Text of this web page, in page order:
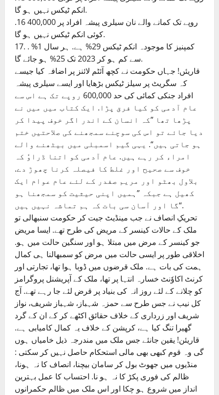
انکم ٹیکس نہیں ہو گا.
.16 400,000 روپے تک کمانے والے نان سیلری پیشہ افراد پر
کوئی انکم ٹیکس نہیں ہو گا.
17. . کمپنیز کا موجودہ انکم ٹیکس 29% ہے. ہر سال 1%
سے کم ہو کر 2023 تک 25% ہو جائے گا.
قاریئں! جہاں حکومت نے کچھ آئٹم لائنز پر اضافہ کیا جیسے
کہ سگریٹ پر سیلز ٹیکس بڑھایا اور ایسے سیلری پیشہ
افراد جنکی کمائی کی حد 600,000 روپے تک ہے اس سے
عام آدمی کو کیا فرق پڑا. ایک کتاب میں میں نے
پڑھا تھا ”کہ انسان کے اندر اگر خوف پیدا کر
دیا جائے تو اس کی سوچنے سمجھنے کی صلاحتیں ختم
ہو جاتی ہیں“. یہی گیم اسمبلی میں بیٹھنے والے
امراء کر رہے ہیں. عام آدمی کو اتنا ڈراوٗ کہ
خوف سے صحیح اور غلط کا فیصلہ کرنا چھوڑ دے.
بلاول بھٹو اور مریم صفدر کے لئے عام عوام ایک
کھیل ہے جبکہ ”ہمیں اپنی حیثیت کو سمجھنا ہو
گا اور آسان سی بات کہ ہم تماشہ نہیں ہیں“.
تحریکِ انصاف نے جب مینڈیٹ جیت کر حکومت سنبھالی تو
ملک کے حالات کینسر کے مریض کی طرح تھے. ایسا مریض
جو کینسر کے مرض میں مبتلا ہو اور سنگین حالت میں ہو.
اخلاقی طور پر ایسی حالت میں مرض کو سمبھالنا ہی کمال
ہمت کی بات ہے. ملک قرضوں میں ڈوبا ہوا تھا، تجارتی اور
کرنٹ اکاوٗنٹ خسارہ انتہا پر تھا، ملک کے آپریشنل پروگرامز
کو چلانے کے لئے روز انہ کی بنیاد پر قرض لئے جا رہے تھے. آج
کل نیب نے جس طرح سے حمزہ شہباز، شہباز شریف، نواز
شریف اور زرداری کے خلاف حقائق اکٹھے کر کے ان کے گرد
گھیرا تنگ کیا ہے، کرپشن کے خلاف یہ کمال کامیابی ہے.
قاریئن! یقین جانئے جس ملک میں مندرجہ ذیل خامیاں ہوں
گی وہ قوم کبھی بھی مالی استحکام حاصل نہیں کر سکتی :
منڈیوں میں جھوٹ بول کر سامان بیچنا، انصاف کا نہ ہونا،
ظالم کی فوری پکڑ کا نہ ہو نا. احتساب کا عمل بہترین
انداز میں شروع ہو چکا اور اس ملک میں ظالم حکمرانوں